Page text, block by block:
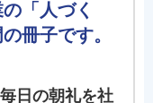
「人づく
冊子です。
日の朝礼を社